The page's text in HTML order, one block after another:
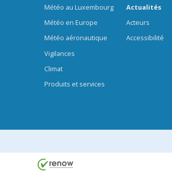
Météo au Luxembourg
Météo en Europe
Météo aéronautique
Vigilances
Climat
Produits et services
Actualités
Acteurs
Accessibilité